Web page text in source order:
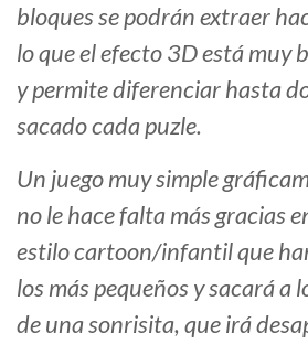
bloques se podrán extraer
lo que el efecto 3D está muy
y permite diferenciar hasta
sacado cada puzle.
Un juego muy simple
no le hace falta más gracias
estilo cartoon/infantil que
los más pequeños y sacará a
de una sonrisita, que irá